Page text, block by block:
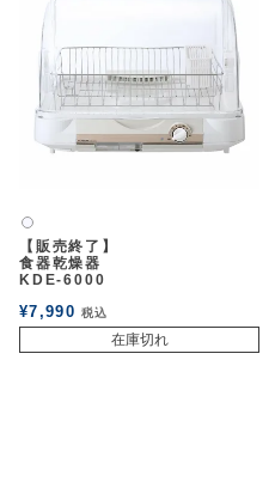
白2
【販売終了】
食器乾燥器
KDE-6000
¥7,990 税込
在庫切れ